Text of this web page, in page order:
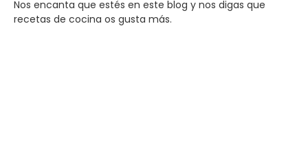
Nos encanta que estés en este blog y nos digas que
recetas de cocina os gusta más.